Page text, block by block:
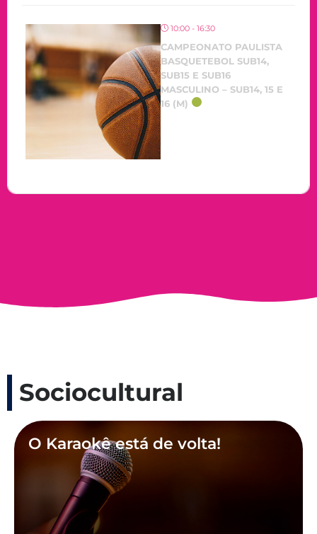
10:00 - 16:30
CAMPEONATO PAULISTA
BASQUETEBOL SUB14,
SUB15 E SUB16
MASCULINO – SUB14, 15 E
16 (M)
Sociocultural
O Karaokê está de volta!